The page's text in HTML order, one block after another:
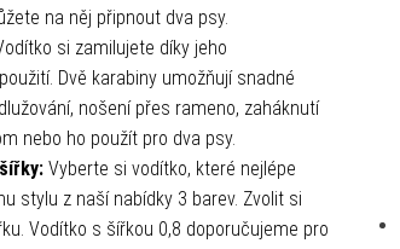
na něj připnout dva psy.
si zamilujete díky jeho
Dvě karabiny umožňují snadné
nošení přes rameno, zaháknutí
nebo ho použít pro dva psy.
Vyberte si vodítko, které nejlépe
stylu z naší nabídky 3 barev. Zvolit si
Vodítko s šířkou 0,8 doporučujeme pro